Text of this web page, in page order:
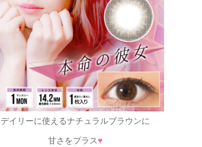
デイリーに使えるナチュラルブラウンに
甘さをプラス♥